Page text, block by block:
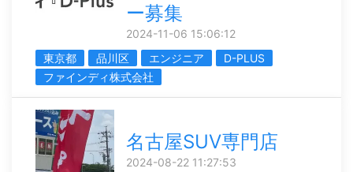
ー募集
2024-11-06 15:06:12
東京都
品川区 エンジニア
D-PLUS
ファインディ株式会社
名古屋SUV専門店
2024-08-22 11:27:53